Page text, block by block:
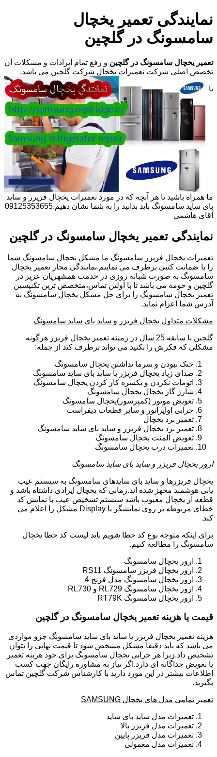
نمایندگی تعمیر یخچال
سامسونگ در گلچین
تعمیر یخچال سامسونگ در گلچین و رفع تمام ایرادات و مشکلات آن
تخصص اصلی شرکت تعمیرات یخچال شرکت گلچین می باشد.
با
ما همراه باشید تا هر آنچه که در مورد تعمیرات یخچال فریزر و ساید
بای ساید سامسونگ باید بدانید را به شما نشان دهیم.09125353655
آقای هاشمی
نمایندگی تعمیر یخچال سامسونگ در گلچین
تعمیرات یخچال فریزر سامسونگ ما مشکل یخچال سامسونگ شما
را با ضمانت کتبی برطرف می نماییم.نمایندگی مجاز تعمیر یخچال
سامسونگ به صورت شبانه روزی در خدمت همشهریان عزیز در
گلچین و حومه می باشد تا با اولین تماس،متخصص ترین تکنیسین
تعمیر یخچال سامسونگ را برای حل مشکل یخچال سامسونگ به
آدرس شما اعزام نماید.
مشکلات متداول یخچال فریزر و ساید بای ساید سامسونگ
گلچین با سابقه 25 سال در زمینه تعمیر یخچال فریزر هرگونه
مشکلی که فکرش را بکنید می تواند برطرف کند از جمله:
خنک نبودن و سرما نداشتن یخچال سامسونگ
صدای زیاد یخچال فریزر یا ساید بای ساید سامسونگ
اتومات نکردن و یکسره کار کردن یخچال سامسونگ
شارژ گاز یخچال یخچال سامسونگ
تعویض موتور (کمپرسور)یخچال سامسونگ
خرابی اواپراتور و سایر قطعات دیفراست
تعمیر برد یخچال
تعمیر برد یخچال فریزر و ساید بای ساید سامسونگ
تعویض المنت یخچال سامسونگ
تعمیرات درب یخچال سامسونگ
ارور یخچال فریزر و ساید بای ساید سامسونگ
یخچال فریزرها و ساید بای سایدهای سامسونگ به سیستم عیب
یابی هوشمند مجهز شده اند.زمانی که یخچال ایرادی داشتاه باشد و
قطعه از یخچال معیوب باشد سیستم تشخیص عیب با نمایش کد
خطای مربوطه بر روی نمایشگر یا Display مشکل را اعلام می
کند.
برای اینکه متوجه نوع کد خطا شویم باید لیست کد خطا یخچال
سامسونگ را مطالعه کنیم.
ارور یخچال سامسونگ
ارور یخچال فریزر سامسونگ RS11
ارور یخچال سامسونگ مدل فرنچ 4
ارور یخچال سامسونگ RL729 و RL730
ارور یخچال سامسونگ RT79K
قیمت یا هزینه تعمیر یخچال سامسونگ در گلچین
هزینه تعمیر یخچال فریزر یا ساید بای ساید سامسونگ جزو مواردی
می باشد که باید دقیقا مشکل مشخص شود تا قیمت نهایی را بتوان
تشخیص داد.زیرا هر خرابی یخچال سامسونگ برای خود هزینه تعمیر
یا تعویض جداگانه ای دارد.اگر نیاز به مشاوره رایگان جهت کسب
اطلاعات بیشتر در این مورد دارید با کارشناس شرکت گلچین تماس
بگیرید.
تعمیر تمامی مدل های یخچال SAMSUNG
تعمیرات مدل ساید بای ساید
تعمیرات مدل فریزر بالا
تعمیرات مدل فریزر پایین
تعمیرات مدل معمولی